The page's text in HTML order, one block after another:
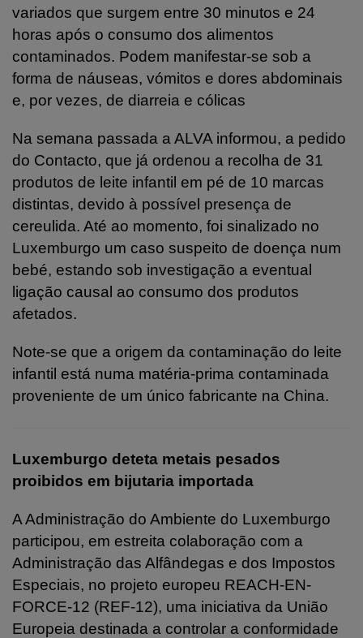
variados que surgem entre 30 minutos e 24
horas após o consumo dos alimentos
contaminados. Podem manifestar-se sob a
forma de náuseas, vómitos e dores abdominais
e, por vezes, de diarreia e cólicas
Na semana passada a ALVA informou, a pedido
do Contacto, que já ordenou a recolha de 31
produtos de leite infantil em pé de 10 marcas
distintas, devido à possível presença de
cereulida. Até ao momento, foi sinalizado no
Luxemburgo um caso suspeito de doença num
bebé, estando sob investigação a eventual
ligação causal ao consumo dos produtos
afetados.
Note-se que a origem da contaminação do leite
infantil está numa matéria-prima contaminada
proveniente de um único fabricante na China.
Luxemburgo deteta metais pesados
proibidos em bijutaria importada
A Administração do Ambiente do Luxemburgo
participou, em estreita colaboração com a
Administração das Alfândegas e dos Impostos
Especiais, no projeto europeu REACH-EN-
FORCE-12 (REF-12), uma iniciativa da União
Europeia destinada a controlar a conformidade